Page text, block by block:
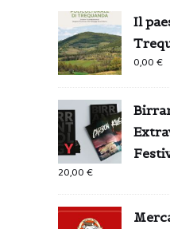
Il
0,00€
20,00€